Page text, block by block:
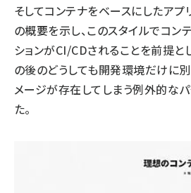
そしてコンテナをベースにしたアプ
の概要を示し、このスタイルでコン
ションがCI/CDされることを前提と
の後のどうしても開発環境だけに
メージが存在してしまう例外的な
た。